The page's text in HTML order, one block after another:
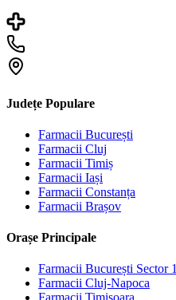
Județe Populare
Farmacii București
Farmacii Cluj
Farmacii Timiș
Farmacii Iași
Farmacii Constanța
Farmacii Brașov
Orașe Principale
Farmacii București Sector 1
Farmacii Cluj-Napoca